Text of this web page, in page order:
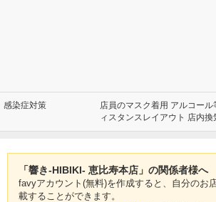
感染症対策
店員のマスク着用 アルコー
ィスタンスレイアウト 店内換
「響き‐HIBIKI‐ 恵比寿本店」の関係者様へ
favyアカウント(無料)を作成すると、自分のお
載することができます。